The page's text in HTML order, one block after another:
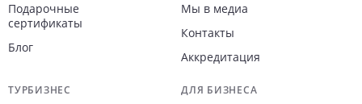
Подарочные
сертификаты
Блог
Мы в медиа
Контакты
Аккредитация
ТУРБИЗНЕС ДЛЯ БИЗНЕСА